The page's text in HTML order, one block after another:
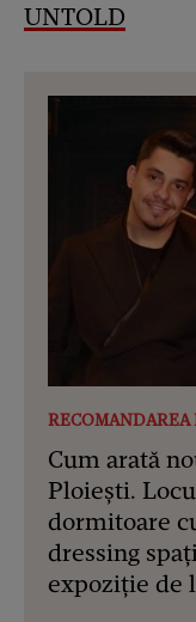
UNTOLD
RECOMANDAREA
Cum arată
Ploiești.
dormitoare
dressing
expoziție de